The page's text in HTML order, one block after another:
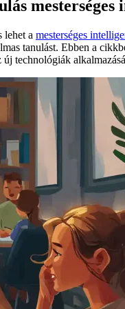
mesterséges
lehet a mesterséges
tanulást. Ebben a
technológiák